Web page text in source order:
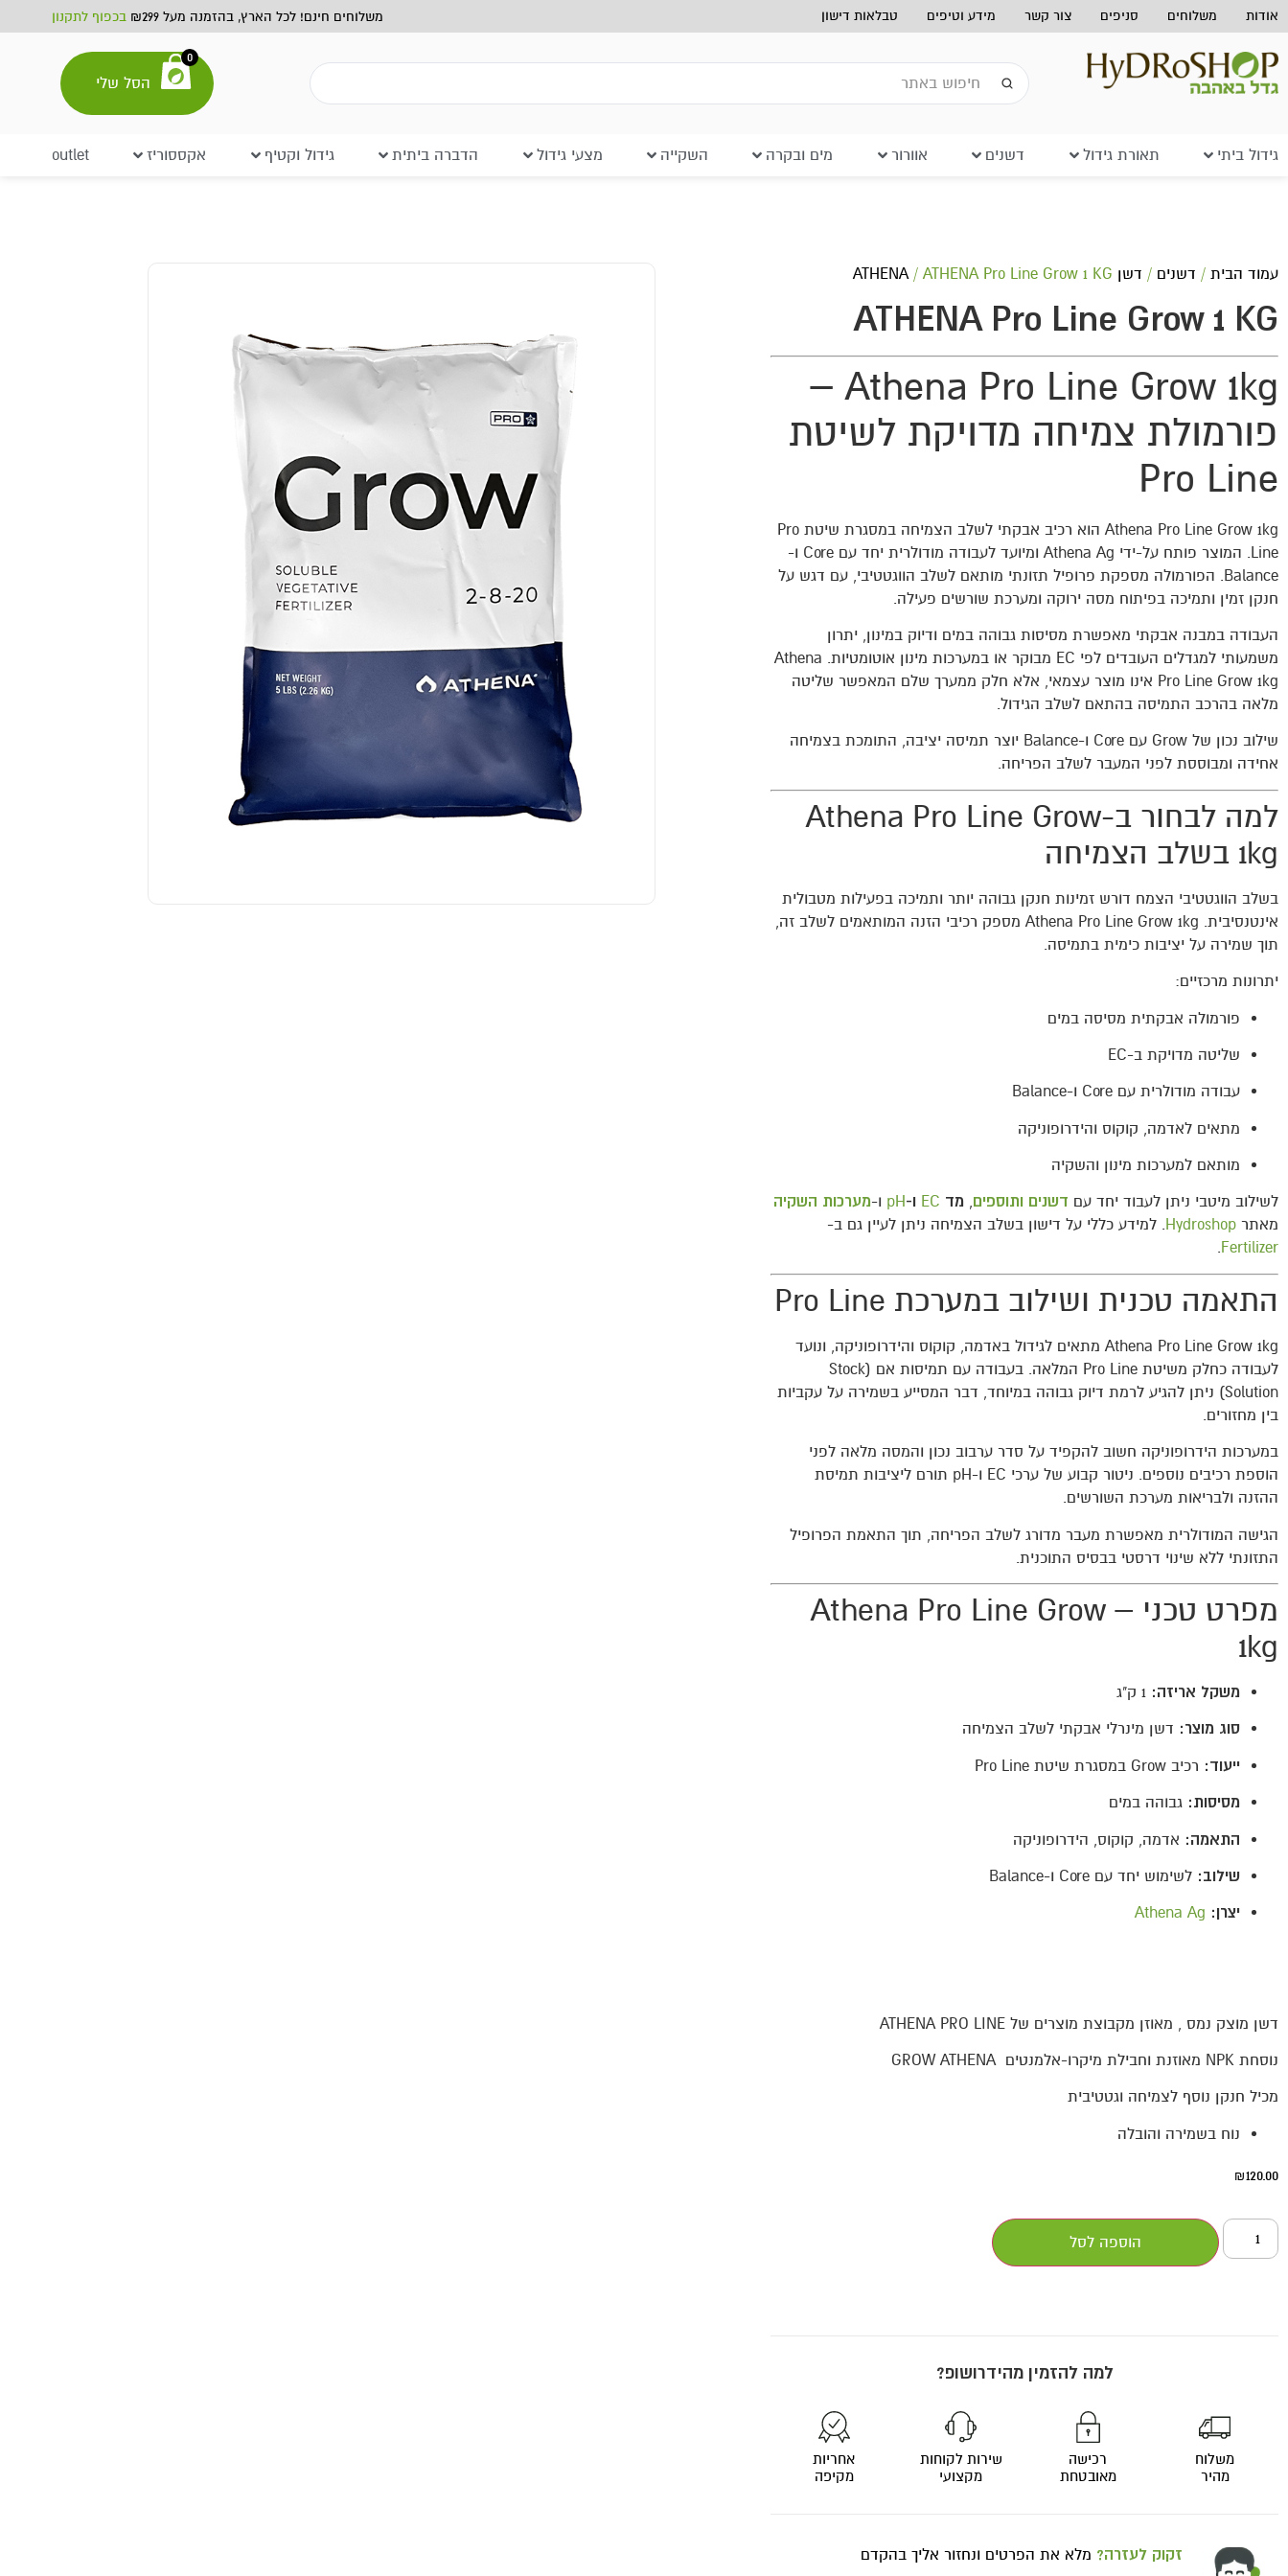
אודות משלוחים סניפים צור קשר מידע וטיפים טבלאות דישון משלוחים חינם! לכל הארץ, בהזמנה מעל ₪299 בכפוף לתקנון
0
הסל שלי
גידול ביתי תאורת גידול דשנים אוורור מים ובקרה השקייה מצעי גידול הדברה ביתית גידול וקטיף אקססוריז outlet
עמוד הבית / דשנים / דשן ATHENA / ATHENA Pro Line Grow 1 KG
ATHENA Pro Line Grow 1 KG
Athena Pro Line Grow 1kg –
פורמולת צמיחה מדויקת לשיטת
Pro Line
Athena Pro Line Grow 1kg הוא רכיב אבקתי לשלב הצמיחה במסגרת שיטת Pro
Line. המוצר פותח על-ידי
Athena Ag
ומיועד לעבודה מודולרית יחד עם Core ו-
Balance. הפורמולה מספקת פרופיל תזונתי מותאם לשלב הווגטטיבי, עם דגש על
חנקן זמין ותמיכה בפיתוח מסה ירוקה ומערכת שורשים פעילה.
העבודה במבנה אבקתי מאפשרת מסיסות גבוהה במים ודיוק במינון, יתרון
משמעותי למגדלים העובדים לפי EC מבוקר או במערכות מינון אוטומטיות. Athena
Pro Line Grow 1kg אינו מוצר עצמאי, אלא חלק ממערך שלם המאפשר שליטה
מלאה בהרכב התמיסה בהתאם לשלב הגידול.
שילוב נכון של Grow עם Core ו-Balance יוצר תמיסה יציבה, התומכת בצמיחה
אחידה ומבוססת לפני המעבר לשלב הפריחה.
למה לבחור ב-Athena Pro Line Grow
1kg בשלב הצמיחה
בשלב הווגטטיבי הצמח דורש זמינות חנקן גבוהה יותר ותמיכה בפעילות מטבולית
אינטנסיבית. Athena Pro Line Grow 1kg מספק רכיבי הזנה המותאמים לשלב זה,
תוך שמירה על יציבות כימית בתמיסה.
יתרונות מרכזיים:
פורמולה אבקתית מסיסה במים
שליטה מדויקת ב-EC
עבודה מודולרית עם Core ו-Balance
מתאים לאדמה, קוקוס והידרופוניקה
מותאם למערכות מינון והשקיה
לשילוב מיטבי ניתן לעבוד יחד עם דשנים ותוספים, מד EC ו-pH ו-מערכות השקיה
מאתר Hydroshop. למידע כללי על דישון בשלב הצמיחה ניתן לעיין גם ב-
Fertilizer
.
התאמה טכנית ושילוב במערכת Pro Line
Athena Pro Line Grow 1kg מתאים לגידול באדמה, קוקוס והידרופוניקה, ונועד
לעבודה כחלק משיטת Pro Line המלאה. בעבודה עם תמיסות אם (Stock
Solution) ניתן להגיע לרמת דיוק גבוהה במיוחד, דבר המסייע בשמירה על עקביות
בין מחזורים.
במערכות הידרופוניקה חשוב להקפיד על סדר ערבוב נכון והמסה מלאה לפני
הוספת רכיבים נוספים. ניטור קבוע של ערכי EC ו-pH תורם ליציבות תמיסת
ההזנה ולבריאות מערכת השורשים.
הגישה המודולרית מאפשרת מעבר מדורג לשלב הפריחה, תוך התאמת הפרופיל
התזונתי ללא שינוי דרסטי בבסיס התוכנית.
מפרט טכני – Athena Pro Line Grow
1kg
משקל אריזה:
סוג מוצר: דשן מינרלי אבקתי לשלב הצמיחה
ייעוד: רכיב Grow במסגרת שיטת Pro Line
מסיסות: גבוהה במים
התאמה: אדמה, קוקוס, הידרופוניקה
שילוב: לשימוש יחד עם Core ו-Balance
יצרן: Athena Ag
דשן מוצק נמס , מאוזן מקבוצת מוצרים של ATHENA PRO LINE
נוסחת NPK מאוזנת וחבילת מיקרו-אלמנטים GROW ATHENA
מכיל חנקן נוסף לצמיחה וגטטיבית
נוח בשמירה והובלה
₪120.00
הוספה לסל
למה להזמין מהידרושופ?
משלוח
מהיר
רכישה
מאובטחת
שירות לקוחות
מקצועי
אחריות
מקיפה
זקוק לעזרה? מלא את הפרטים ונחזור אליך בהקדם